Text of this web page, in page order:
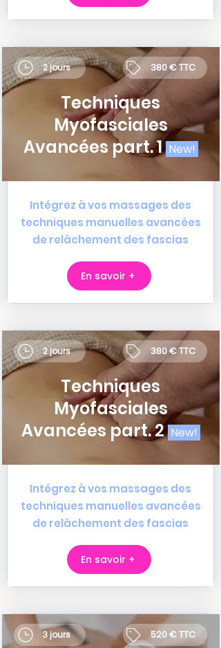
Techniques
Myofasciales
Avancées part. 1New!
2 jours 380 € TTC
Intégrez à vos massages des
techniques manuelles avancées
de relâchement des fascias
En savoir +
Techniques
Myofasciales
Avancées part. 2New!
2 jours 380 € TTC
Intégrez à vos massages des
techniques manuelles avancées
de relâchement des fascias
En savoir +
3 jours 520 € TTC